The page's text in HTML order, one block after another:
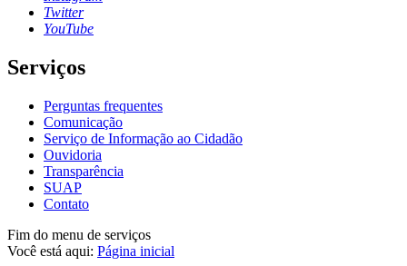
Twitter
YouTube
Serviços
Perguntas frequentes
Comunicação
Serviço de Informação ao Cidadão
Ouvidoria
Transparência
SUAP
Contato
Fim do menu de serviços
Você está aqui: Página inicial